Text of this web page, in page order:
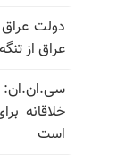
دولت عراق
عراق از
سی.ان.ان:
خلاقانه
است